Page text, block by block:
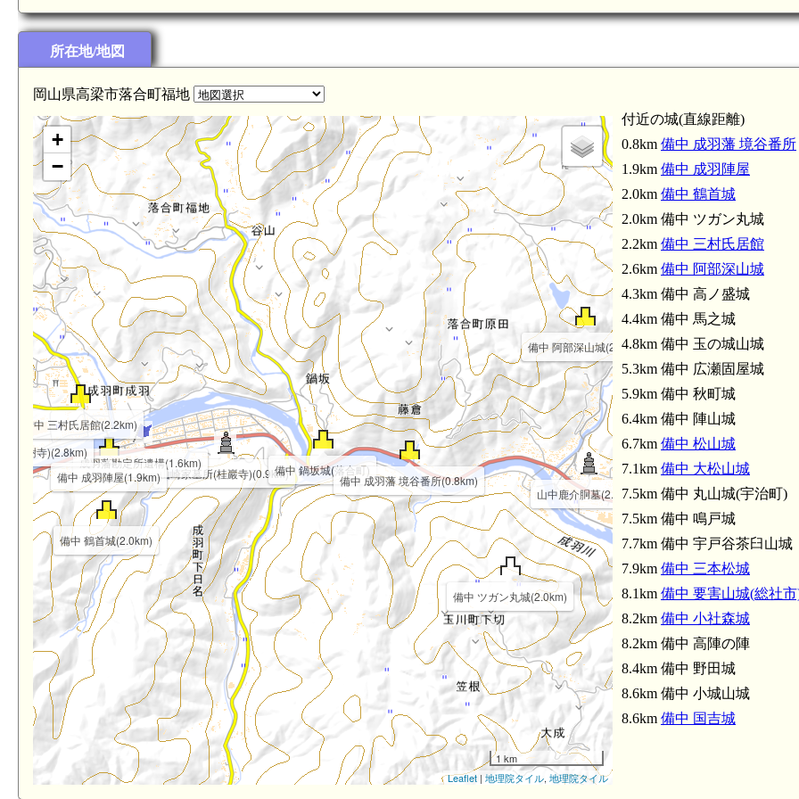
所在地/地図
岡山県高梁市落合町福地
山崎家墓所(桂巖寺)(0.9km)
成羽藩勘定所遺構(1.6km)
山中鹿介胴墓(2.3km)
(源樹寺)(2.8km)
山中鹿介の墓(3.8km)
備中 鍋坂城(落合町)
備中 成羽藩 境谷番所(0.8km)
備中 成羽陣屋(1.9km)
備中 鶴首城(2.0km)
備中 ツガン丸城(2.0km)
備中 三村氏居館(2.2km)
備中 阿部深山城(2.6km)
+
−
1 km
Leaflet | 地理院タイル, 地理院タイル
付近の城(直線距離)
0.8km 備中 成羽藩 境谷番所
1.9km 備中 成羽陣屋
2.0km 備中 鶴首城
2.0km 備中 ツガン丸城
2.2km 備中 三村氏居館
2.6km 備中 阿部深山城
4.3km 備中 高ノ盛城
4.4km 備中 馬之城
4.8km 備中 玉の城山城
5.3km 備中 広瀬固屋城
5.9km 備中 秋町城
6.4km 備中 陣山城
6.7km 備中 松山城
7.1km 備中 大松山城
7.5km 備中 丸山城(宇治町)
7.5km 備中 鳴戸城
7.7km 備中 宇戸谷茶臼山城
7.9km 備中 三本松城
8.1km 備中 要害山城(総社
8.2km 備中 小社森城
8.2km 備中 高陣の陣
8.4km 備中 野田城
8.6km 備中 小城山城
8.6km 備中 国吉城